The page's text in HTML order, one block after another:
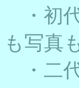
・初
も写真
・二